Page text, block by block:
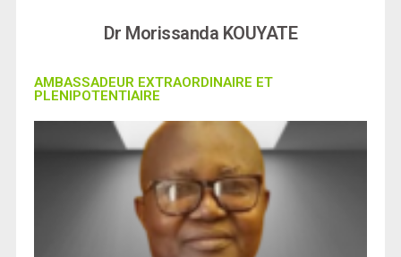
Dr Morissanda KOUYATE
AMBASSADEUR EXTRAORDINAIRE ET
PLENIPOTENTIAIRE